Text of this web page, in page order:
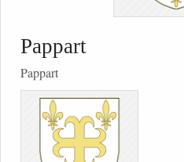
Pappart
Pappart